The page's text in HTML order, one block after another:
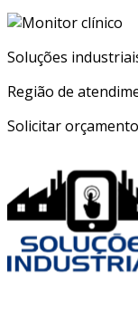
Soluções
Região de
Solicitar orçamento